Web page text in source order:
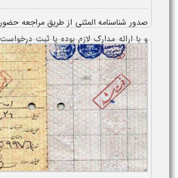
صدور شناسنامه المثنی از طریق مراجعه
و با ارائه مدارک لازم بوده یا ثبت
دفاتر پیشخوان و یا روش اینترنتی و در
احوال امکا...